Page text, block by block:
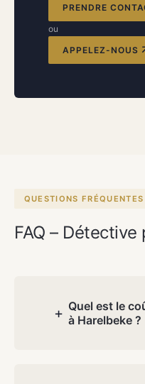
PRENDRE
ou
APPELEZ-NOUS
QUESTIONS FRÉQUENTES
FAQ –
Quel est le
à Harelbeke ?
+